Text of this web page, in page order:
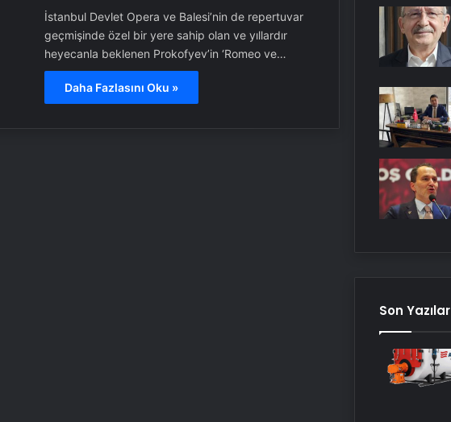
İstanbul Devlet Opera ve Balesi’nin de repertuvar
geçmişinde özel bir yere sahip olan ve yıllardır
heyecanla beklenen Prokofyev’in ‘Romeo ve…
Daha Fazlasını Oku »
Son Yazılar